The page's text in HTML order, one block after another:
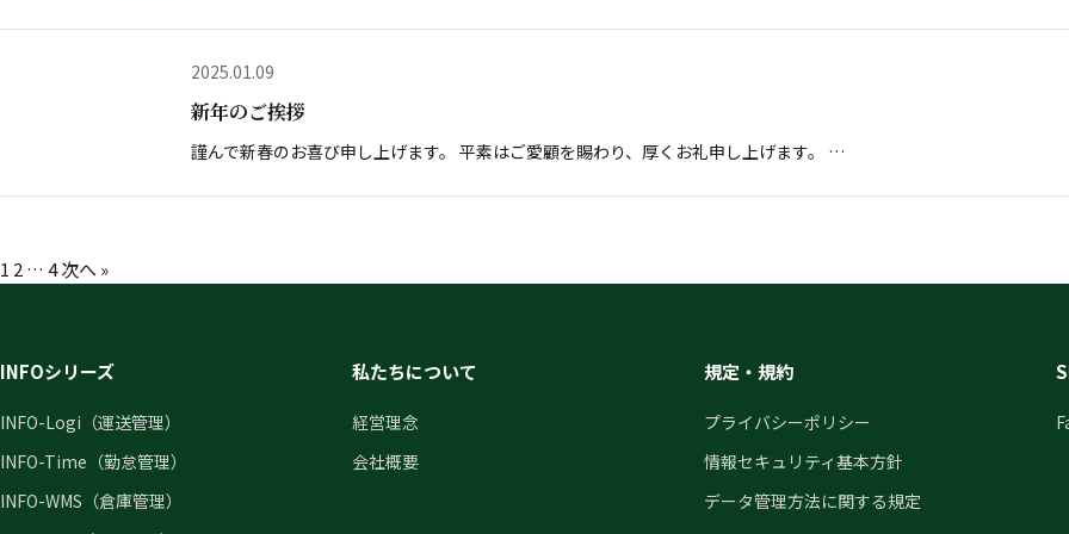
2025.01.09
新年のご挨拶
謹んで新春のお喜び申し上げます。 平素はご愛顧を賜わり、厚くお礼申し上げます。 …
投
ペ
ー
ジ
送
り
1 2 … 4次へ »
INFOシリーズ
INFO-Logi（運送管理）
INFO-Time（勤怠管理）
INFO-WMS（倉庫管理）
私たちについて
経営理念
会社概要
規定・規約
プライバシーポリシー
情報セキュリティ基本方針
データ管理方法に関する規定